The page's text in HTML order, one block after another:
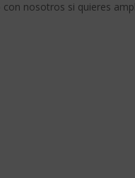
nosotros si quieres